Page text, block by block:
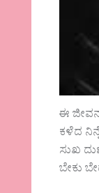
ಈ
ಕಳೆದ
ಸುಖ
ಬೇಕು